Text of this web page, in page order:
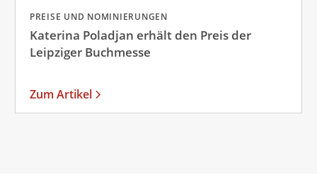
PREISE UND NOMINIERUNGEN
Katerina Poladjan erhält den Preis der
Leipziger Buchmesse
Zum Artikel